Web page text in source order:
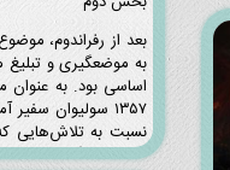
بعد از رفراندوم،
به موضعگیری و تبلیغ
۱۳۵۷ سولیوان
نسبت به تلاش‌هایی
صورت می‌گیرد به